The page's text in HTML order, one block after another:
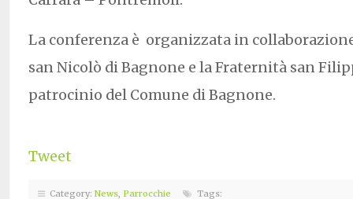
La conferenza è organizzata in
san Nicolò di Bagnone e la Fraternità san
patrocinio del Comune di Bagnone.
Tweet
Category: News, Parrocchie Tags: